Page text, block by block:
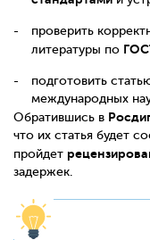
проверить
литературы по
подготовить
международных
Обратившись в
что их статья будет
пройдет
задержек.